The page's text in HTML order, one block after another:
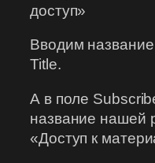
доступ»
Вводим
Title.
А в поле
название нашей
«Доступ к